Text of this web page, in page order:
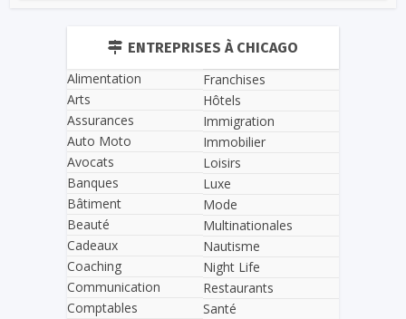
ENTREPRISES À CHICAGO
Alimentation
Arts
Assurances
Auto Moto
Avocats
Banques
Bâtiment
Beauté
Cadeaux
Coaching
Communication
Comptables
Franchises
Hôtels
Immigration
Immobilier
Loisirs
Luxe
Mode
Multinationales
Nautisme
Night Life
Restaurants
Santé